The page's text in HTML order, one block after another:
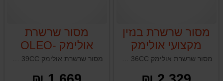
מסור שרשרת בנזין
מקצועי אולימק
OLEO-MAC
GS371 36CC
מסור שרשרת
אולימק OLEO-
MAC GSH40
39CC